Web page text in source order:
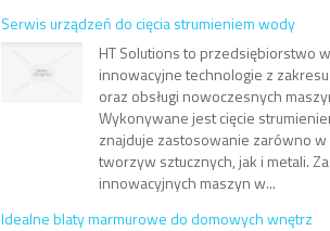
Serwis urządzeń do cięcia strumieniem wody
HT Solutions to przedsiębiorstwo
innowacyjne technologie z
oraz obsługi nowoczesnych
Wykonywane jest cięcie
znajduje zastosowanie zarówno w
tworzyw sztucznych, jak i metali.
innowacyjnych maszyn w...
Idealne blaty marmurowe do domowych wnętrz